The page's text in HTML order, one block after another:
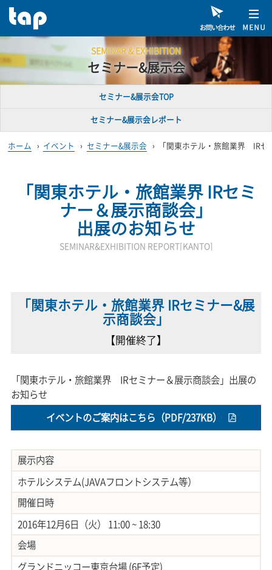
SEMINAR & EXHIBITION
セミナー&展示会
セミナー&展示会TOP
セミナー&展示会レポート
ホーム › イベント › セミナー&展示会 › 「関東ホテル・旅館業界 IR
「関東ホテル・旅館業界 IRセミ
ナー＆展示商談会」
出展のお知らせ
SEMINAR&EXHIBITION REPORT[KANTO]
「関東ホテル・旅館業界 IRセミナー&展
示商談会」
【開催終了】
「関東ホテル・旅館業界 IRセミナー＆展示商談会」出展の
お知らせ
イベントのご案内はこちら（PDF/237KB）
展示内容
ホテルシステム(JAVAフロントシステム等）
開催日時
2016年12月6日（火） 11:00 ~ 18:30
会場
グランドニッコー東京台場 (6F予定)